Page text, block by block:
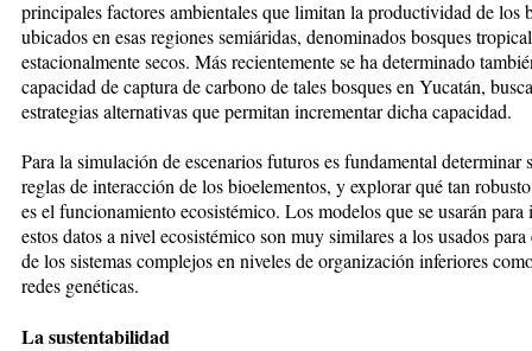
principales factores ambientales que limitan la productividad de los
ubicados en esas regiones semiáridas, denominados bosques
estacionalmente secos. Más recientemente se ha determinado
capacidad de captura de carbono de tales bosques en Yucatán,
estrategias alternativas que permitan incrementar dicha capacidad.
Para la simulación de escenarios futuros es fundamental determinar
reglas de interacción de los bioelementos, y explorar qué tan
es el funcionamiento ecosistémico. Los modelos que se usarán para
estos datos a nivel ecosistémico son muy similares a los usados
de los sistemas complejos en niveles de organización inferiores
redes genéticas.
La sustentabilidad